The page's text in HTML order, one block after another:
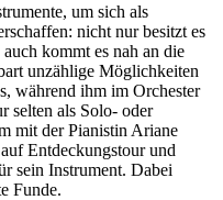
um sich als
nicht nur besitzt es
kommt es nah an die
unzählige Möglichkeiten
während ihm im Orchester
selten als Solo- oder
mit der Pianistin Ariane
Entdeckungstour und
sein Instrument. Dabei
Funde.